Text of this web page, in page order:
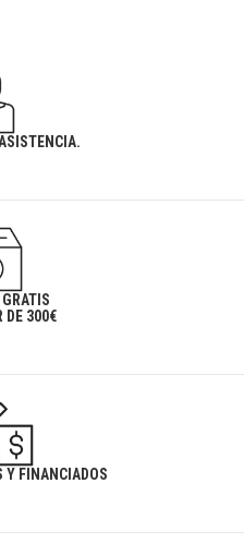
DE 300€
Y FINANCIADOS